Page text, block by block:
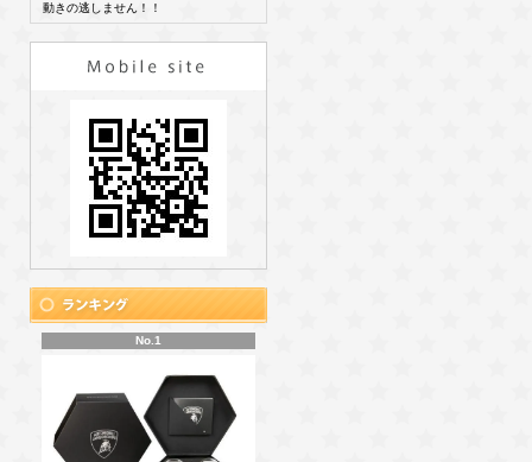
動きの逃しません！！
No.1